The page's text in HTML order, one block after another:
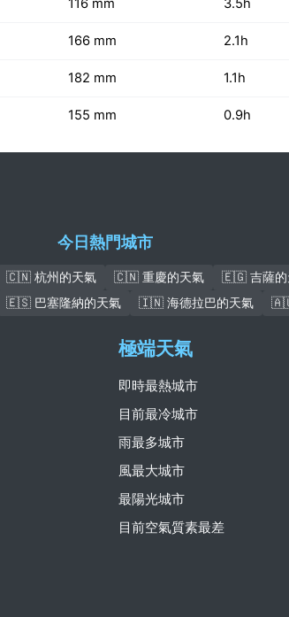
116 mm 3.5h
166 mm 2.1h
182 mm 1.1h
155 mm 0.9h
今日熱門城市
🇨🇳 杭州的天氣 🇨🇳 重慶的天氣 🇪🇬 吉薩的
🇪🇸 巴塞隆納的天氣 🇮🇳 海德拉巴的天氣
極端天氣
即時最熱城市
目前最冷城市
雨最多城市
風最大城市
最陽光城市
目前空氣質素最差